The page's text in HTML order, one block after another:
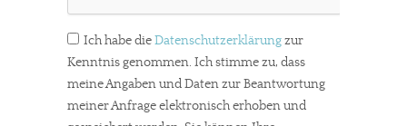
Ich habe dieDatenschutzerklärungzur
Kenntnis genommen. Ich stimme zu, dass
meine Angaben und Daten zur Beantwortung
meiner Anfrage elektronisch erhoben und